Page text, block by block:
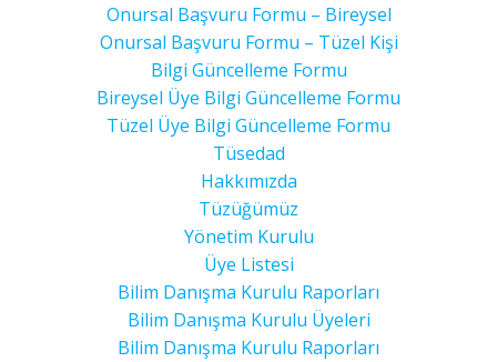
Onursal Başvuru Formu – Bireysel
Onursal Başvuru Formu – Tüzel Kişi
Bilgi Güncelleme Formu
Bireysel Üye Bilgi Güncelleme Formu
Tüzel Üye Bilgi Güncelleme Formu
Tüsedad
Hakkımızda
Tüzüğümüz
Yönetim Kurulu
Üye Listesi
Bilim Danışma Kurulu Raporları
Bilim Danışma Kurulu Üyeleri
Bilim Danışma Kurulu Raporları